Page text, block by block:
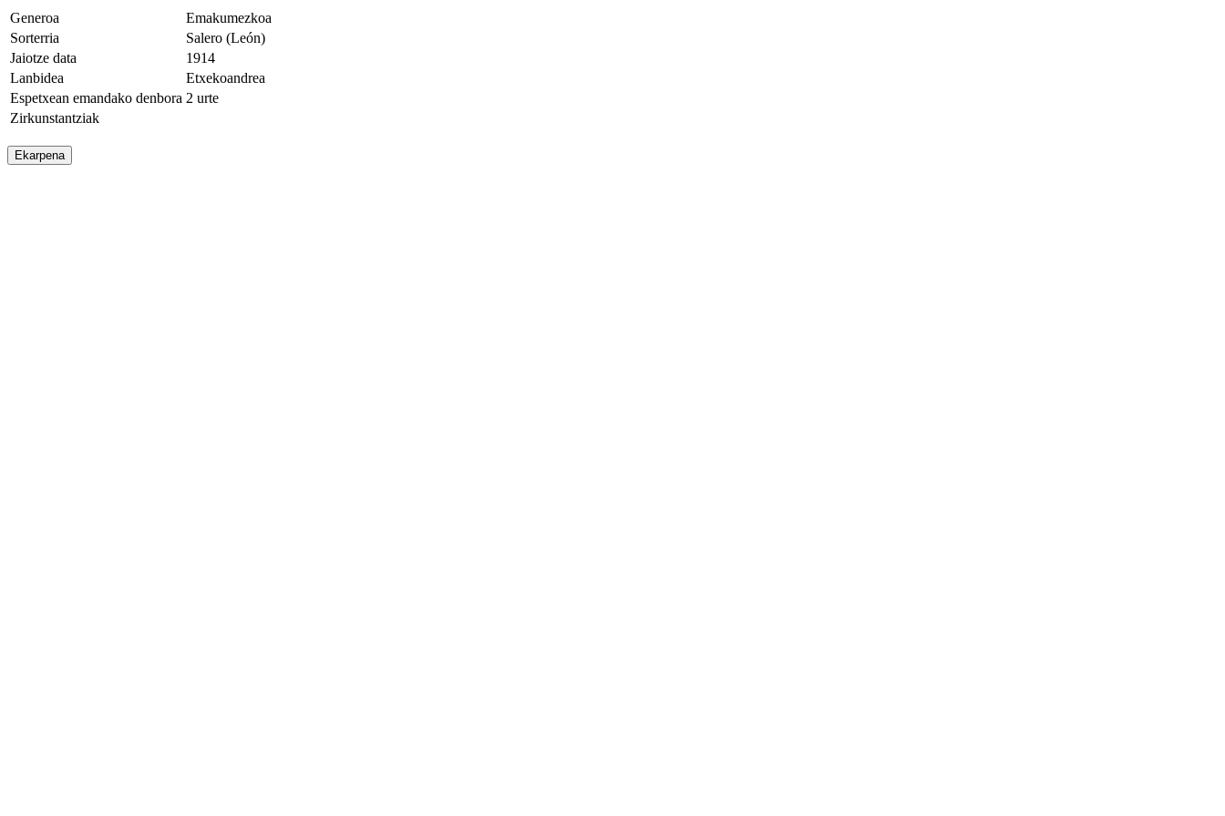
Generoa
Emakumezkoa
Sorterria
Salero (León)
Jaiotze data
1914
Lanbidea
Etxekoandrea
Espetxean emandako denbora 2 urte
Zirkunstantziak